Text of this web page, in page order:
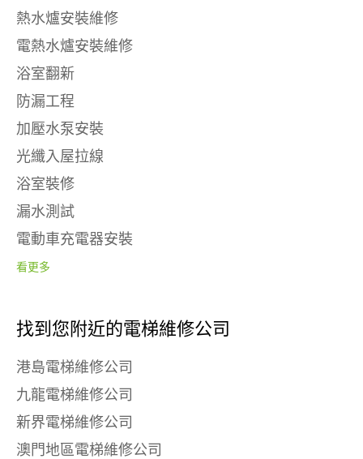
熱水爐安裝維修
電熱水爐安裝維修
浴室翻新
防漏工程
加壓水泵安裝
光纖入屋拉線
浴室裝修
漏水測試
電動車充電器安裝
看更多
找到您附近的電梯維修公司
港島電梯維修公司
九龍電梯維修公司
新界電梯維修公司
澳門地區電梯維修公司